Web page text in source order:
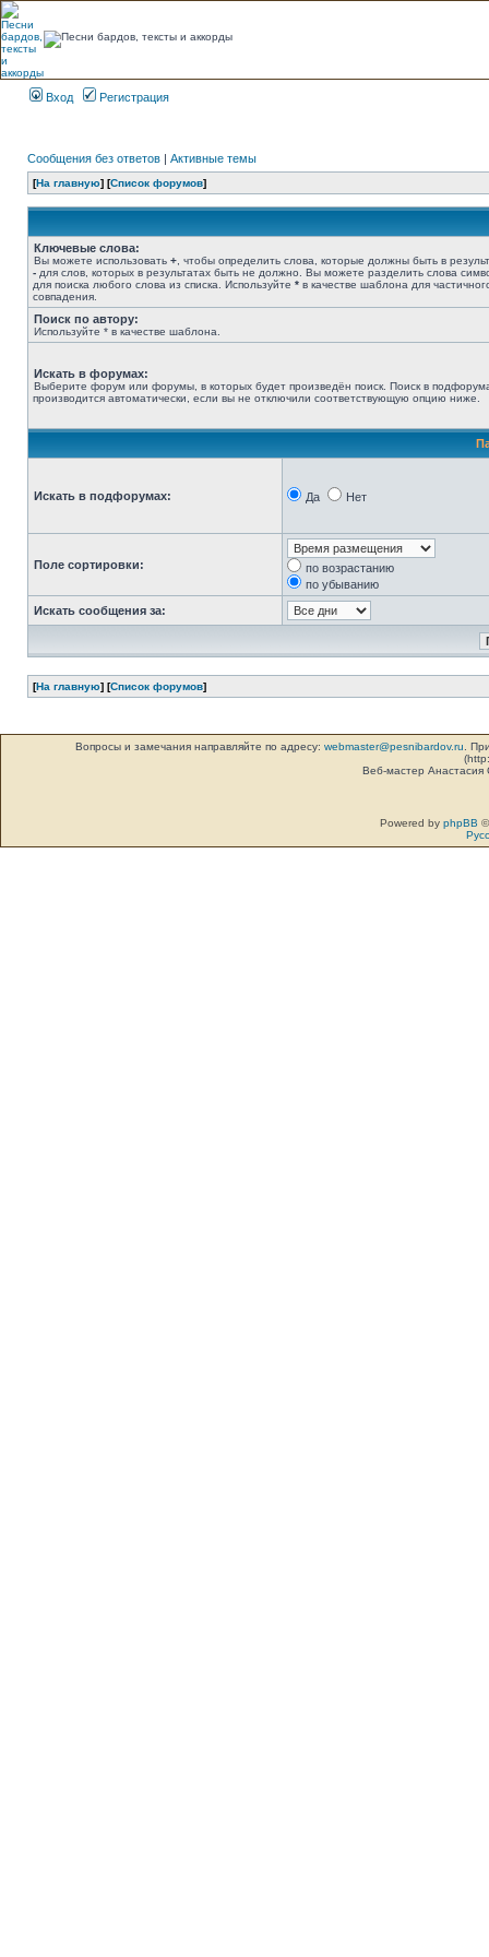
Вход Регистрация
Сообщения без ответов | Активные темы
[На главную] [Список форумов]
Ключевые слова:
Вы можете использовать + , чтобы определить слова, которые должны быть в
- для слов, которых в результатах быть не должно. Вы можете разделить слова
для поиска любого слова из списка. Используйте * в качестве шаблона для
совпадения.
Поиск по автору:
Используйте * в качестве шаблона.
Искать в форумах:
Выберите форум или форумы, в которых будет произведён поиск. Поиск в
производится автоматически, если вы не отключили соответствующую опцию ниже.
Искать в подфорумах: Да Нет
Поле сортировки:
по возрастанию
по убыванию
Искать сообщения за:
[На главную] [Список форумов]
Вопросы и замечания направляйте по адресу: webmaster@pesnibardov.ru .
Веб-мастер
Powered by phpBB